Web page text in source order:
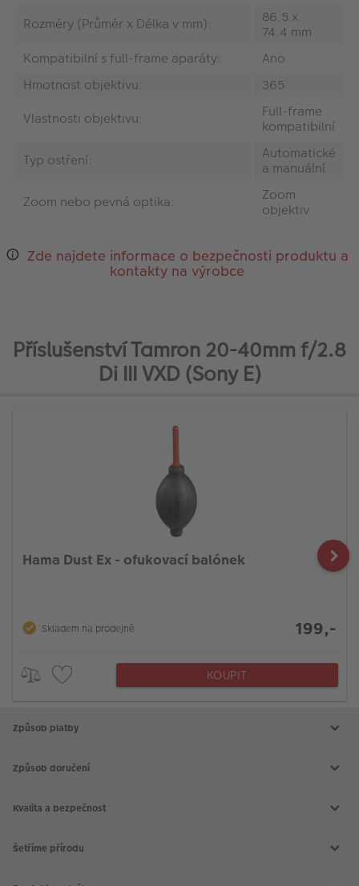
Rozměry (Průměr x Délka v mm):
86.5 x
74.4 mm
Kompatibilní s full-frame aparáty:
Ano
Hmotnost objektivu:
365
Vlastnosti objektivu:
Full-frame
kompatibilní
Typ ostření:
Automatické
a manuální
Zoom nebo pevná optika:
Zoom
objektiv
Zde najdete informace o bezpečnosti produktu a
kontakty na výrobce
Příslušenství Tamron 20-40mm f/2.8
Di III VXD (Sony E)
Hama Dust Ex - ofukovací balónek
Skladem na prodejně 199,-
KOUPIT
Způsob platby
Způsob doručení
Kvalita a bezpečnost
Šetříme přírodu